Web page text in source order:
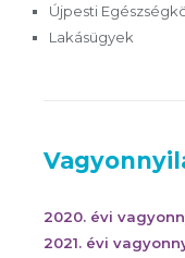
Újpesti
Lakásügyek
2020. évi
2021. évi